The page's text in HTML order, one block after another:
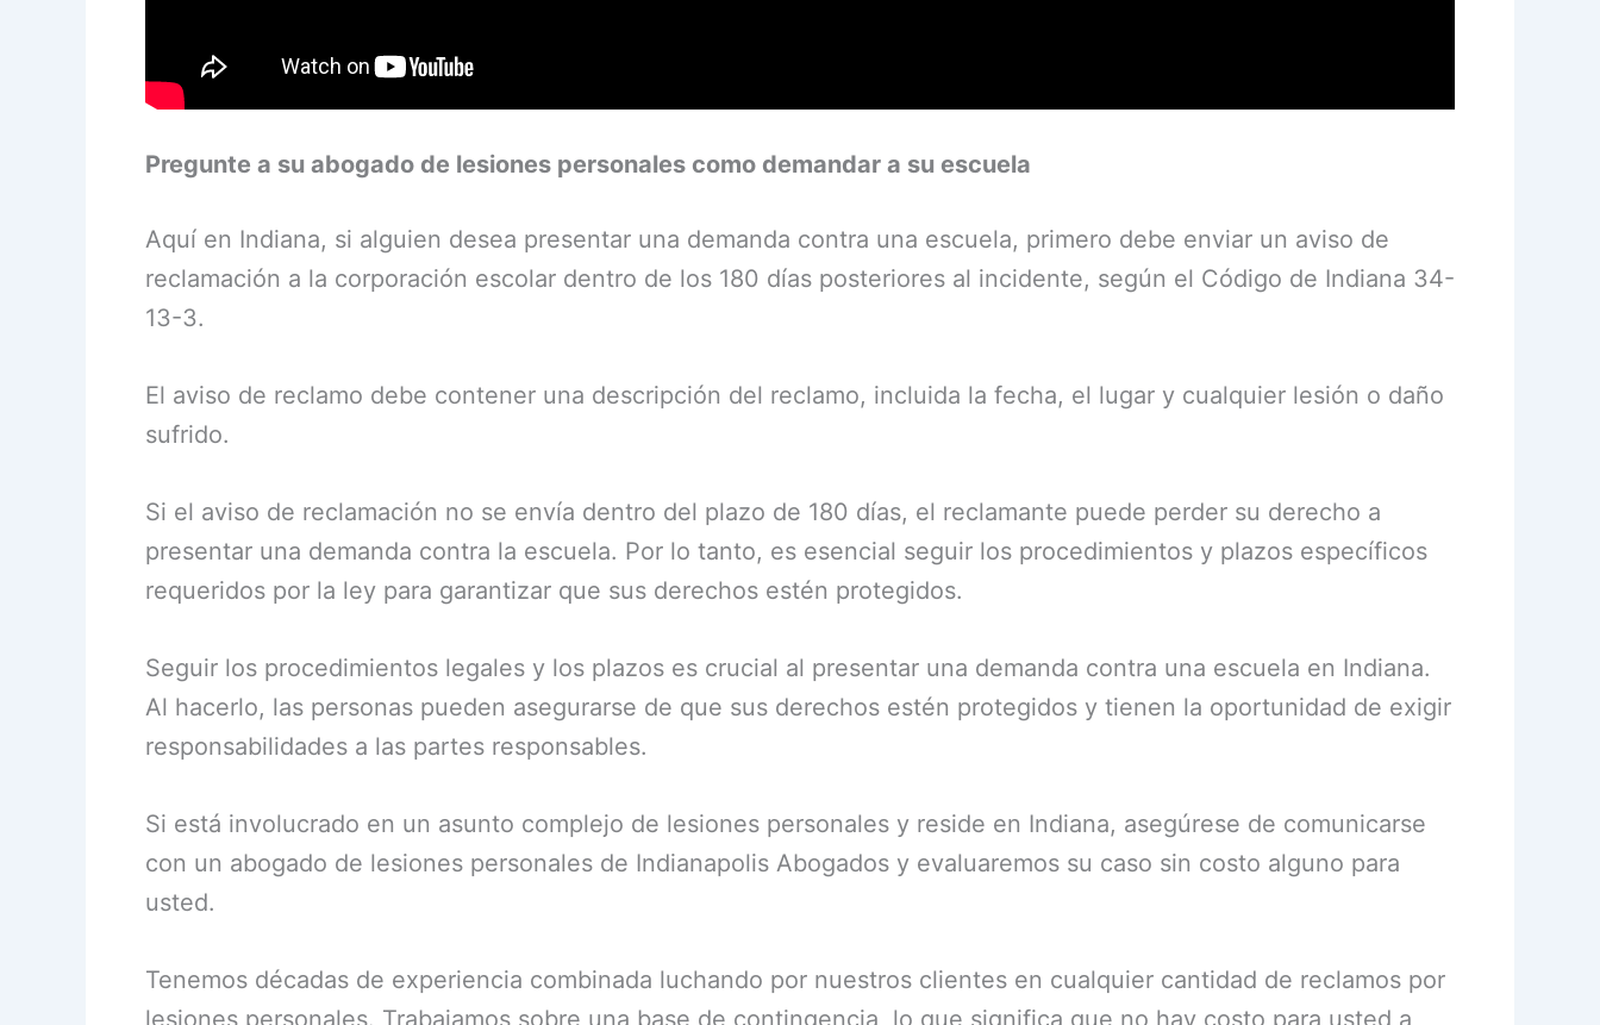
Pregunte a su abogado de lesiones personales como demandar a su escuela
Aquí en Indiana, si alguien desea presentar una demanda contra una escuela, primero debe enviar un aviso de
reclamación a la corporación escolar dentro de los 180 días posteriores al incidente, según el Código de Indiana 34-
13-3.
El aviso de reclamo debe contener una descripción del reclamo, incluida la fecha, el lugar y cualquier lesión o daño
sufrido.
Si el aviso de reclamación no se envía dentro del plazo de 180 días, el reclamante puede perder su derecho a
presentar una demanda contra la escuela. Por lo tanto, es esencial seguir los procedimientos y plazos específicos
requeridos por la ley para garantizar que sus derechos estén protegidos.
Seguir los procedimientos legales y los plazos es crucial al presentar una demanda contra una escuela en Indiana.
Al hacerlo, las personas pueden asegurarse de que sus derechos estén protegidos y tienen la oportunidad de exigir
responsabilidades a las partes responsables.
Si está involucrado en un asunto complejo de lesiones personales y reside en Indiana, asegúrese de comunicarse
con un abogado de lesiones personales de Indianapolis Abogados y evaluaremos su caso sin costo alguno para
usted.
Tenemos décadas de experiencia combinada luchando por nuestros clientes en cualquier cantidad de reclamos por
lesiones personales. Trabajamos sobre una base de contingencia, lo que significa que no hay costo para usted a